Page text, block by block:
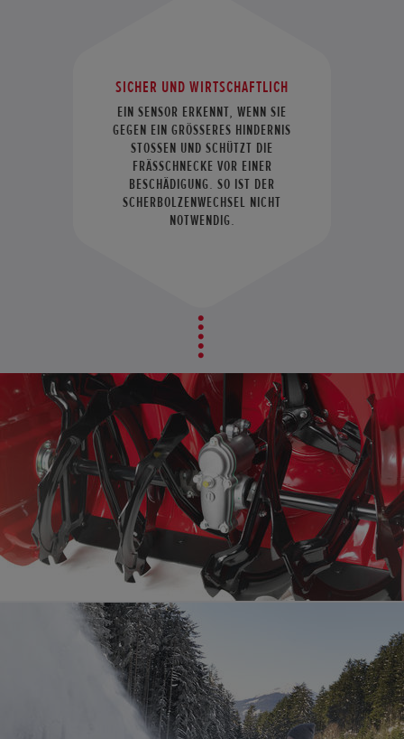
SICHER UND WIRTSCHAFTLICH
EIN SENSOR ERKENNT, WENN SIE
GEGEN EIN GRÖSSERES HINDERNIS
STOSSEN UND SCHÜTZT DIE
FRÄSSCHNECKE VOR EINER
BESCHÄDIGUNG. SO IST DER
SCHERBOLZENWECHSEL NICHT
NOTWENDIG.